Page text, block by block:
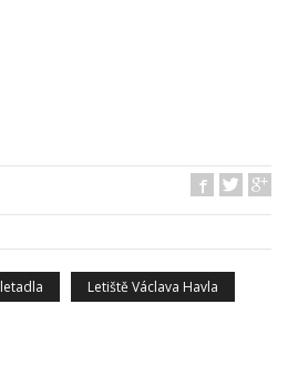
letadla Letiště Václava Havla